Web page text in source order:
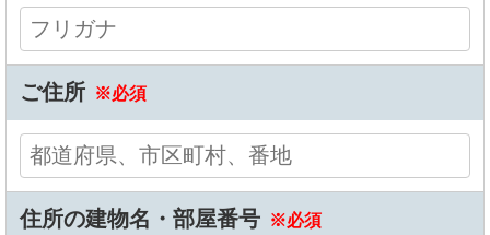
ご住所 ※必須
住所の建物名・部屋番号 ※必須